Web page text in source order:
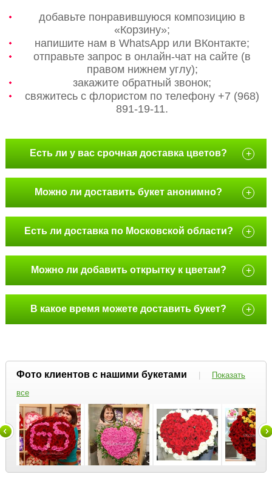
добавьте понравившуюся композицию в
«Корзину»;
напишите нам в WhatsApp или ВКонтакте;
отправьте запрос в онлайн-чат на сайте (в
правом нижнем углу);
закажите обратный звонок;
свяжитесь с флористом по телефону +7 (968)
891-19-11.
Есть ли у вас срочная доставка цветов? +
Можно ли доставить букет анонимно? +
Есть ли доставка по Московской области? +
Можно ли добавить открытку к цветам? +
В какое время можете доставить букет? +
Фото клиентов с нашими букетами |
Показать
все